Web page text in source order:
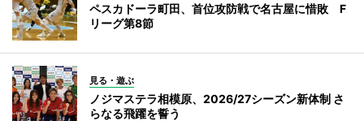
ペスカドーラ町田、首位攻防戦で名古屋に惜敗 F
リーグ第8節
見る・遊ぶ
ノジマステラ相模原、2026/27シーズン新体制 さ
らなる飛躍を誓う